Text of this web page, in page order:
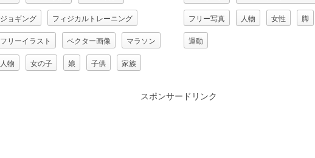
ジョギング フィジカルトレーニング
フリーイラスト ベクター画像 マラソン
人物 女の子 娘 子供 家族
フリー写真 人物 女性 脚
運動
スポンサードリンク